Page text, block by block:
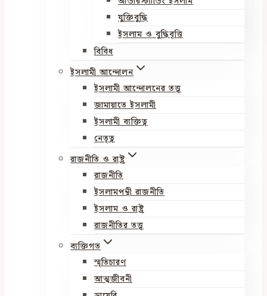
যুক্তিবুদ্ধি
ইসলাম ও বুদ্ধিবৃত্তি
বিবিধ
ইসলামী আন্দোলন
ইসলামী আন্দোলনের তত্ত্ব
জামায়াতে ইসলামী
ইসলামী ব্যক্তিত্ব
নেতৃত্ব
রাজনীতি ও রাষ্ট্র
রাজনীতি
ইসলামপন্থী রাজনীতি
ইসলাম ও রাষ্ট্র
রাজনীতির তত্ত্ব
ব্যক্তিগত
স্মৃতিচারণ
আত্মজীবনী